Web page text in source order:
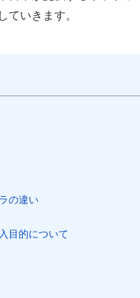
ていきます。
の違い
目的について